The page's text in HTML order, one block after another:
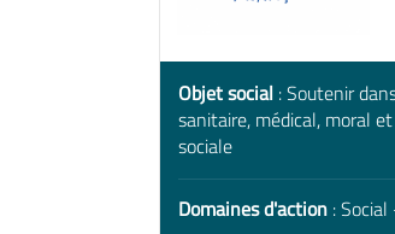
Objet social : Soutenir
sanitaire, médical, moral
sociale
Domaines d'action :